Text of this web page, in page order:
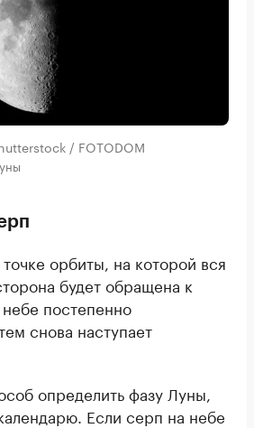
/ FOTODOM
орбиты, на которой вся
будет обращена к
постепенно
снова наступает
определить фазу Луны,
Если серп на небе